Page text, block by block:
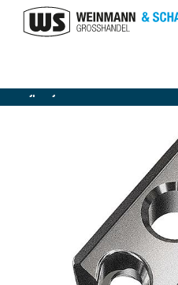
Pijpsnijder voor kunststofbuizen